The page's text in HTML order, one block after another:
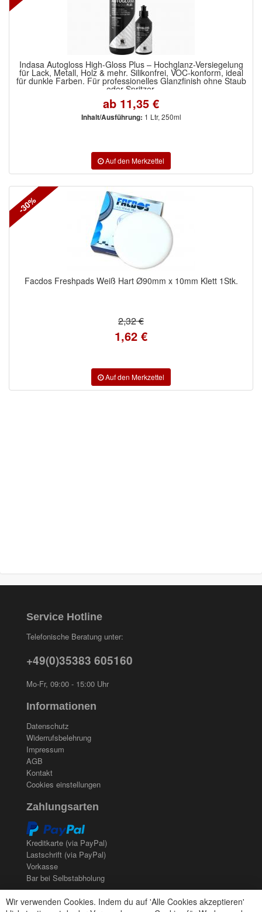
Indasa Autogloss High-Gloss Plus – Hochglanz-Versiegelung
für Lack, Metall, Holz & mehr. Silikonfrei, VOC-konform, ideal
für dunkle Farben. Für professionelles Glanzfinish ohne Staub
oder Spritzer.
ab 11,35 €
Inhalt/Ausführung: 1 Ltr, 250ml
Facdos Freshpads Weiß Hart Ø90mm x 10mm Klett 1Stk.
2,32 €
1,62 €
-30%
Wir verwenden Cookies. Indem du auf 'Alle Cookies akzeptieren'
Service Hotline
Telefonische Beratung unter:
+49(0)35383 605160
Mo-Fr, 09:00 - 15:00 Uhr
Informationen
Datenschutz
Widerrufsbelehrung
Impressum
AGB
Kontakt
Cookies einstellungen
Zahlungsarten
Kreditkarte (via PayPal)
Lastschrift (via PayPal)
Vorkasse
Bar bei Selbstabholung
Newsletter